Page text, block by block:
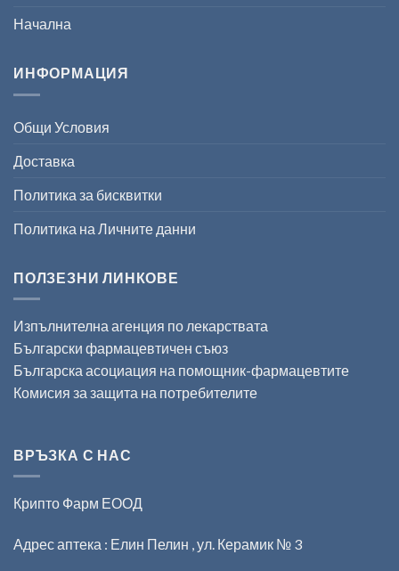
Начална
ИНФОРМАЦИЯ
Общи Условия
Доставка
Политика за бисквитки
Политика на Личните данни
ПОЛЗЕЗНИ ЛИНКОВЕ
Изпълнителна агенция по лекарствата
Български фармацевтичен съюз
Българска асоциация на помощник-фармацевтите
Комисия за защита на потребителите
ВРЪЗКА С НАС
Крипто Фарм ЕООД
Адрес аптека : Елин Пелин , ул. Керамик № 3